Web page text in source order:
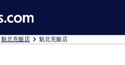
魁北克飯店 魁北克飯店